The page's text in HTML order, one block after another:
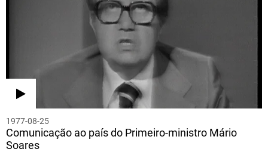
1977-08-25
Comunicação ao país do Primeiro-ministro Mário
Soares